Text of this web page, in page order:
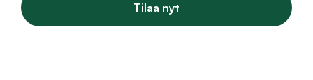
Tilaa nyt